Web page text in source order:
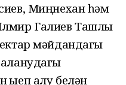
Миңнехан һәм
Галиев Ташлы
мәйдандагы
алу белән